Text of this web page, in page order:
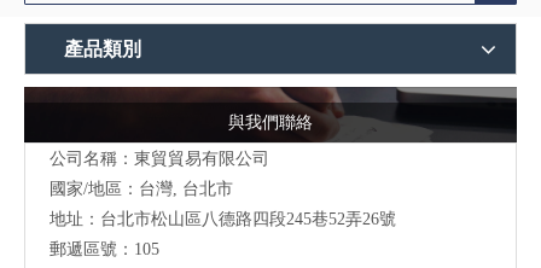
產品類別
與我們聯絡
公司名稱：東貿貿易有限公司
國家/地區：台灣, 台北市
地址： 台北市松山區八德路四段245巷52弄26號
郵遞區號：105